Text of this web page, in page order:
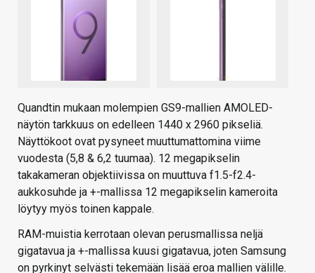
Quandtin mukaan molempien GS9-mallien AMOLED-
näytön tarkkuus on edelleen 1440 x 2960 pikseliä.
Näyttökoot ovat pysyneet muuttumattomina viime
vuodesta (5,8 & 6,2 tuumaa). 12 megapikselin
takakameran objektiivissa on muuttuva f1.5-f2.4-
aukkosuhde ja +-mallissa 12 megapikselin kameroita
löytyy myös toinen kappale.
RAM-muistia kerrotaan olevan perusmallissa neljä
gigatavua ja +-mallissa kuusi gigatavua, joten Samsung
on pyrkinyt selvästi tekemään lisää eroa mallien välille.